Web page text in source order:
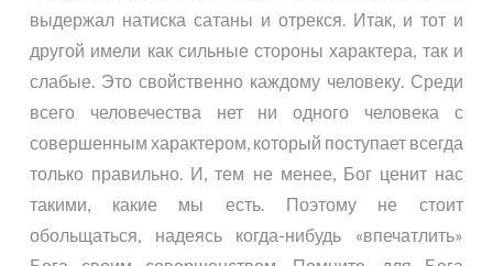
выдержал натиска сатаны и отрекся. Итак, и тот и
другой имели как сильные стороны характера, так и
слабые. Это свойственно каждому человеку. Среди
всего человечества нет ни одного человека с
совершенным характером, который поступает всегда
только правильно. И, тем не менее, Бог ценит нас
такими, какие мы есть. Поэтому не стоит
обольщаться, надеясь когда-нибудь «впечатлить»